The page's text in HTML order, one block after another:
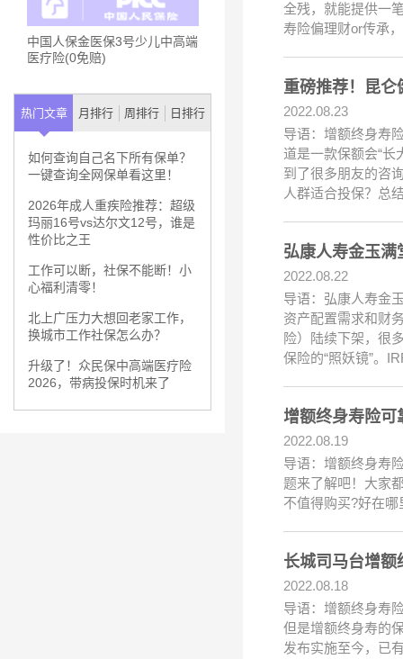
中国人保金医保3号少儿中高端
医疗险(0免赔)
热门文章 月排行 周排行 日排行
如何查询自己名下所有保单？
一键查询全网保单看这里！
2026年成人重疾险推荐：超级
玛丽16号vs达尔文12号，谁是
性价比之王
工作可以断，社保不能断！小
心福利清零！
北上广压力大想回老家工作，
换城市工作社保怎么办？
升级了！众民保中高端医疗险
2026，带病投保时机来了
全残，就能提供一
寿险偏理财or传承
重磅推荐！昆仑
2022.08.23
导语：增额终身寿
道是一款保额会“长
到了很多朋友的咨
人群适合投保？总
弘康人寿金玉满
2022.08.22
导语：弘康人寿金
资产配置需求和财
险）陆续下架，很
保险的“照妖镜”。
增额终身寿险可
2022.08.19
导语：增额终身寿
题来了解吧！大家
不值得购买?好在
长城司马台增额
2022.08.18
导语：增额终身寿
但是增额终身寿的
发布实施至今，已